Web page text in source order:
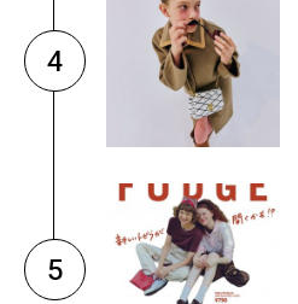
4
5